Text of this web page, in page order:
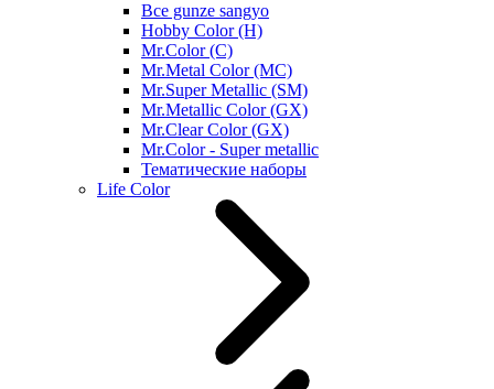
Все gunze sangyo
Hobby Color (H)
Mr.Color (C)
Mr.Metal Color (MC)
Mr.Super Metallic (SM)
Mr.Metallic Color (GX)
Mr.Clear Color (GX)
Mr.Color - Super metallic
Тематические наборы
Life Color